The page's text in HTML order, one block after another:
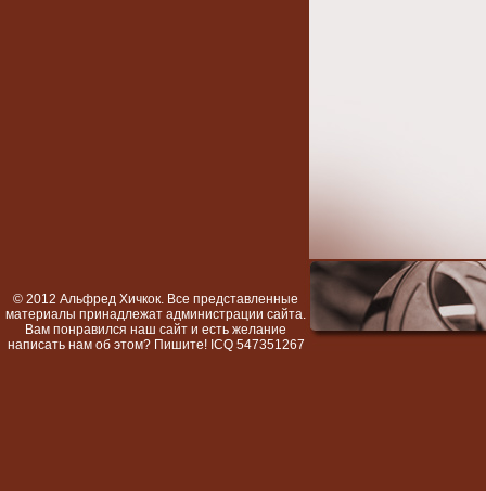
© 2012 Альфред Хичкок. Все представленные
материалы принадлежат администрации сайта.
Вам понравился наш сайт и есть желание
написать нам об этом? Пишите! ICQ 547351267